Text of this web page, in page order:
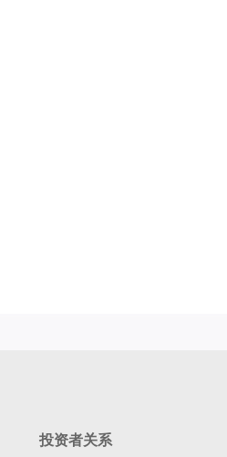
投资者关系